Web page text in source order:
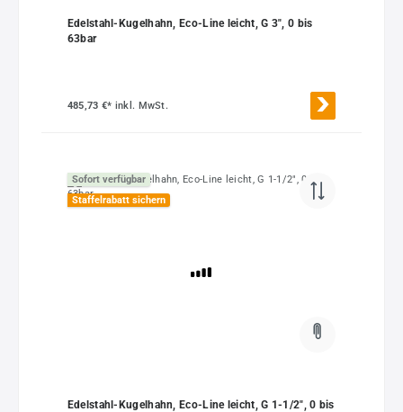
Edelstahl-Kugelhahn, Eco-Line leicht, G 3", 0 bis
63bar
485,73 €* inkl. MwSt.
Sofort verfügbar
Staffelrabatt sichern
Edelstahl-Kugelhahn, Eco-Line leicht, G 1-1/2", 0 bis